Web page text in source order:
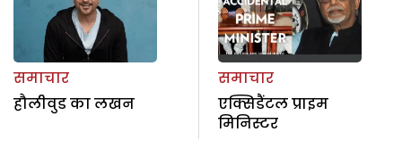
समाचार
हौलीवुड का लखन
समाचार
एक्सिडैंटल प्राइम
मिनिस्टर